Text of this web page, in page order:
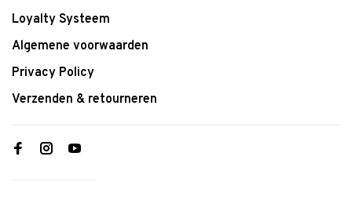
Loyalty Systeem
Algemene voorwaarden
Privacy Policy
Verzenden & retourneren